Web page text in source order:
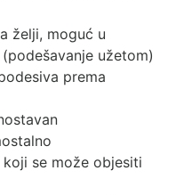
želji, moguć u
užetom)
prema
koji se može objesiti